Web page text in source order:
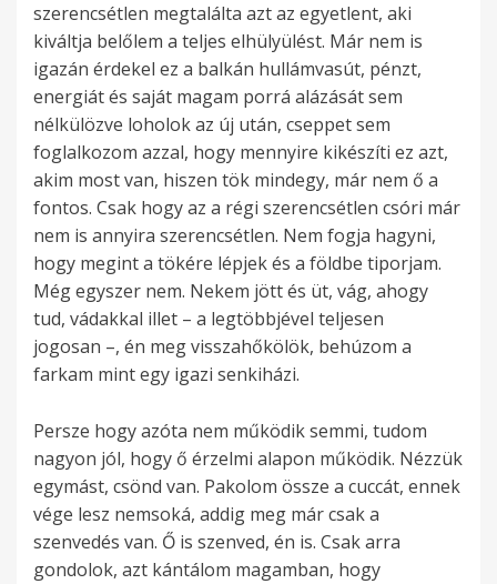
szerencsétlen megtalálta azt az egyetlent, aki
kiváltja belőlem a teljes elhülyülést. Már nem is
igazán érdekel ez a balkán hullámvasút, pénzt,
energiát és saját magam porrá alázását sem
nélkülözve loholok az új után, cseppet sem
foglalkozom azzal, hogy mennyire kikészíti ez azt,
akim most van, hiszen tök mindegy, már nem ő a
fontos. Csak hogy az a régi szerencsétlen csóri már
nem is annyira szerencsétlen. Nem fogja hagyni,
hogy megint a tökére lépjek és a földbe tiporjam.
Még egyszer nem. Nekem jött és üt, vág, ahogy
tud, vádakkal illet – a legtöbbjével teljesen
jogosan –, én meg visszahőkölök, behúzom a
farkam mint egy igazi senkiházi.
Persze hogy azóta nem működik semmi, tudom
nagyon jól, hogy ő érzelmi alapon működik. Nézzük
egymást, csönd van. Pakolom össze a cuccát, ennek
vége lesz nemsoká, addig meg már csak a
szenvedés van. Ő is szenved, én is. Csak arra
gondolok, azt kántálom magamban, hogy